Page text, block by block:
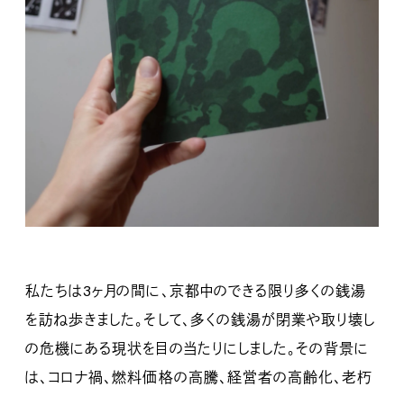
私たちは3ヶ月の間に、京都中のできる限り多くの銭湯
を訪ね歩きました。そして、多くの銭湯が閉業や取り壊し
の危機にある現状を目の当たりにしました。その背景に
は、コロナ禍、燃料価格の高騰、経営者の高齢化、老朽